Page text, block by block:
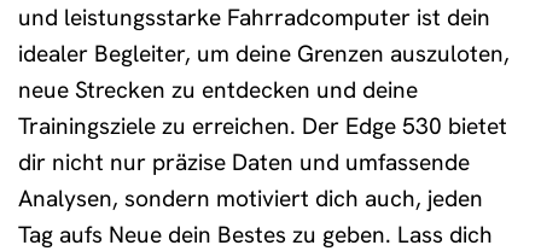
und leistungsstarke Fahrradcomputer ist dein
idealer Begleiter, um deine Grenzen auszuloten,
neue Strecken zu entdecken und deine
Trainingsziele zu erreichen. Der Edge 530 bietet
dir nicht nur präzise Daten und umfassende
Analysen, sondern motiviert dich auch, jeden
Tag aufs Neue dein Bestes zu geben. Lass dich